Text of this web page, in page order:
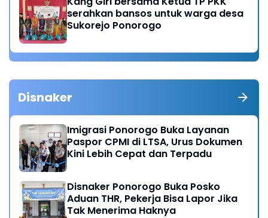
serahkan bansos untuk warga desa
Sukorejo Ponorogo
Disnaker
Imigrasi Ponorogo Buka Layanan
Paspor CPMI di LTSA, Urus Dokumen
Kini Lebih Cepat dan Terpadu
Disnaker Ponorogo Buka Posko
Aduan THR, Pekerja Bisa Lapor Jika
Tak Menerima Haknya